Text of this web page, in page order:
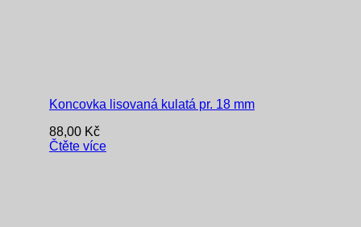
Koncovka lisovaná kulatá pr. 18 mm
88,00 Kč
Čtěte více